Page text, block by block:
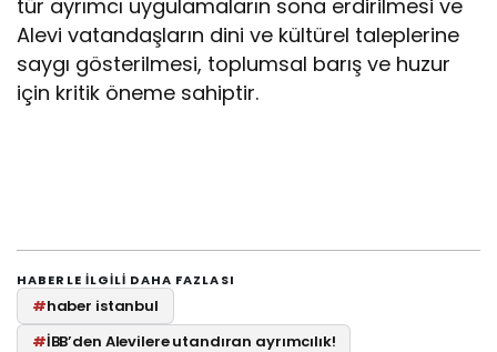
tür ayrımcı uygulamaların sona erdirilmesi ve
Alevi vatandaşların dini ve kültürel taleplerine
saygı gösterilmesi, toplumsal barış ve huzur
için kritik öneme sahiptir.
HABERLE ILGILI DAHA FAZLASI
#haber istanbul
#İBB’den Alevilere utandıran ayrımcılık!